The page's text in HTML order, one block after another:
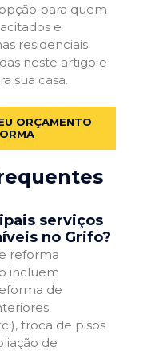
para quem
e
residenciais.
neste artigo e
sua casa.
ORÇAMENTO
serviços
no Grifo?
reforma
incluem
de
troca de pisos
de